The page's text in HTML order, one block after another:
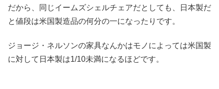
だから、同じイームズシェルチェアだとしても、日本製だ
と値段は米国製造品の何分の一になったりです。
ジョージ・ネルソンの家具なんかはモノによっては米国製
に対して日本製は1/10未満になるほどです。